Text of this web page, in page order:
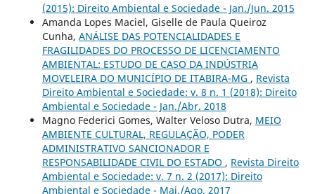
(2015): Direito Ambiental e Sociedade - Jan./Jun. 2015
Amanda Lopes Maciel, Giselle de Paula Queiroz
Cunha, ANÁLISE DAS POTENCIALIDADES E
FRAGILIDADES DO PROCESSO DE LICENCIAMENTO
AMBIENTAL: ESTUDO DE CASO DA INDÚSTRIA
MOVELEIRA DO MUNICÍPIO DE ITABIRA-MG , Revista
Direito Ambiental e Sociedade: v. 8 n. 1 (2018): Direito
Ambiental e Sociedade - Jan./Abr. 2018
Magno Federici Gomes, Walter Veloso Dutra, MEIO
AMBIENTE CULTURAL, REGULAÇÃO, PODER
ADMINISTRATIVO SANCIONADOR E
RESPONSABILIDADE CIVIL DO ESTADO , Revista Direito
Ambiental e Sociedade: v. 7 n. 2 (2017): Direito
Ambiental e Sociedade - Mai./Ago. 2017